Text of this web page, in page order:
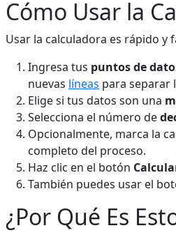
Cómo Usar la
Usar la calculadora es rápido y
Ingresa tus puntos de
nuevas líneas para separar
Elige si tus datos son una
Selecciona el número de
Opcionalmente, marca la
completo del proceso.
Haz clic en el botón
También puedes usar el
¿Por Qué Es